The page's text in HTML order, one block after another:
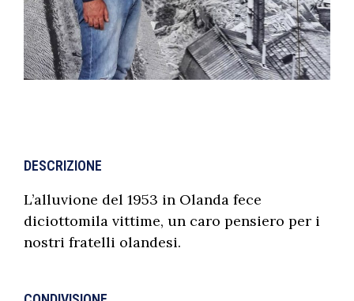
DESCRIZIONE
L’alluvione del 1953 in Olanda fece
diciottomila vittime, un caro pensiero per i
nostri fratelli olandesi.